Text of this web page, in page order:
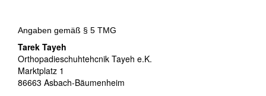
Angaben gemäß § 5 TMG
Tarek Tayeh
Orthopadieschuhtehcnik Tayeh e.K.
Marktplatz 1
86663 Asbach-Bäumenheim